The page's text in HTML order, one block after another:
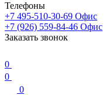
Телефоны
+7 495-510-30-69 Офис
+7 (926) 559-84-46 Офис
Заказать звонок
0
0
0